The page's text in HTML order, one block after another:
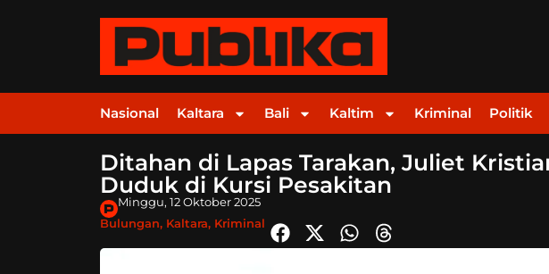
Nasional Kaltara Bali Kaltim Kriminal Politik
Ditahan di Lapas Tarakan, Juliet
Duduk di Kursi Pesakitan
Minggu, 12 Oktober 2025
Bulungan, Kaltara, Kriminal